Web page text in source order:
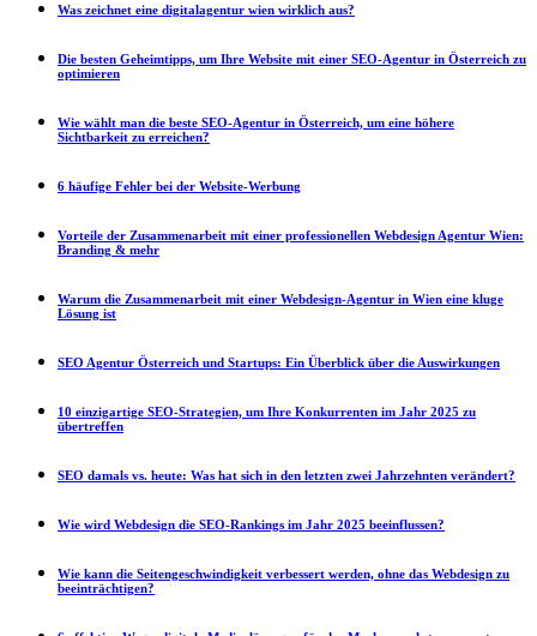
Was zeichnet eine digitalagentur wien wirklich aus?
Die besten Geheimtipps, um Ihre Website mit einer SEO-Agentur in Österreich zu
optimieren
Wie wählt man die beste SEO-Agentur in Österreich, um eine höhere
Sichtbarkeit zu erreichen?
6 häufige Fehler bei der Website-Werbung
Vorteile der Zusammenarbeit mit einer professionellen Webdesign Agentur Wien:
Branding & mehr
Warum die Zusammenarbeit mit einer Webdesign-Agentur in Wien eine kluge
Lösung ist
SEO Agentur Österreich und Startups: Ein Überblick über die Auswirkungen
10 einzigartige SEO-Strategien, um Ihre Konkurrenten im Jahr 2025 zu
übertreffen
SEO damals vs. heute: Was hat sich in den letzten zwei Jahrzehnten verändert?
Wie wird Webdesign die SEO-Rankings im Jahr 2025 beeinflussen?
Wie kann die Seitengeschwindigkeit verbessert werden, ohne das Webdesign zu
beeinträchtigen?